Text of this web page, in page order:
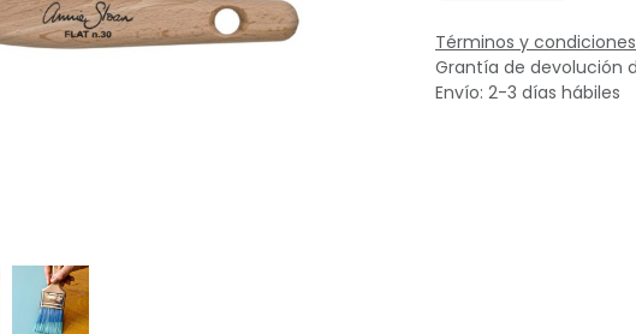
Términos y condiciones
Grantía de devolución
Envío: 2-3 días hábiles